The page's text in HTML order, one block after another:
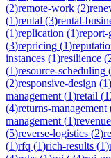
(2)remote-work (2)
(1)rental (3)rental-
(1)replication (1)report-
(3)repricing (1)
instances (1)resilience (
(1)resource-scheduling (
(2)responsive-design (1)
management (1)retail (
(4)returns-management
management (1)
(5)reverse-logistics (2)
(1)rfq (1)rich-results (1)